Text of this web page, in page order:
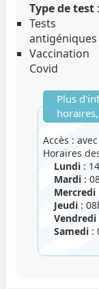
Type de test :
Tests
antigéniques
Vaccination
Covid
Plus
Accès :
Horaires
Lundi :
Mardi :
Mercredi
Jeudi :
Vendredi
Samedi :